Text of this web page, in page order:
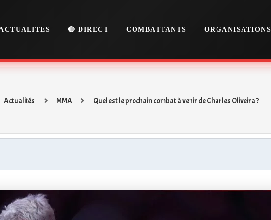
ACTUALITES 🔴 DIRECT COMBATTANTS ORGANISATIONS
Actualités MMA Quel est le prochain combat à venir de Charles Oliveira ?